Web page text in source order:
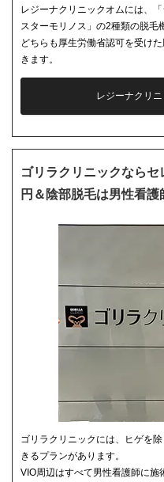
レジーナクリニックオムには、
スターモリノス」の2種類の脱毛
どちらも厚生労働省認可を受け
きます。
レジーナクリ
ゴリラクリニックなら
円＆陰部脱毛は男性看護
ゴリラクリニックには、ヒゲを
きるプランがあります。
VIO周辺はすべて男性看護師に